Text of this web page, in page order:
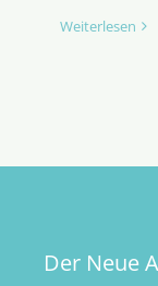
Weiterlesen
Der Neue